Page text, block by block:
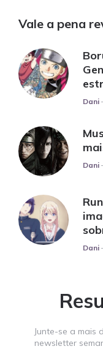
Vale a pena
Dani
Dani
Dani
Junte-se a mais
newsletter